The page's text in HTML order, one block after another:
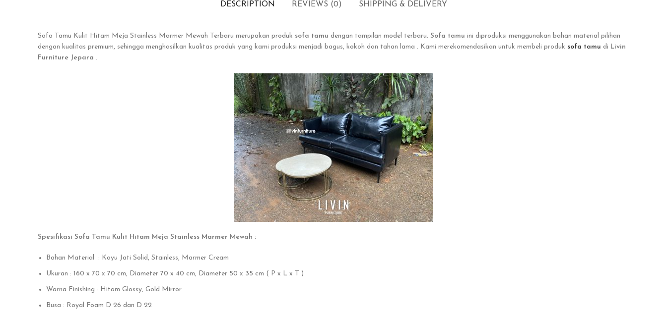
DESCRIPTION REVIEWS (0) SHIPPING & DELIVERY
Sofa Tamu Kulit Hitam Meja Stainless Marmer Mewah Terbaru merupakan produk sofa tamu dengan tampilan model terbaru. Sofa tamu ini diproduksi menggunakan bahan material pilihan
dengan kualitas premium, sehingga menghasilkan kualitas produk yang kami produksi menjadi bagus, kokoh dan tahan lama . Kami merekomendasikan untuk membeli produk sofa tamu di Livin
Furniture Jepara .
Spesifikasi Sofa Tamu Kulit Hitam Meja Stainless Marmer Mewah :
Bahan Material : Kayu Jati Solid, Stainless, Marmer Cream
Ukuran : 160 x 70 x 70 cm, Diameter 70 x 40 cm, Diameter 50 x 35 cm ( P x L x T )
Warna Finishing : Hitam Glossy, Gold Mirror
Busa : Royal Foam D 26 dan D 22